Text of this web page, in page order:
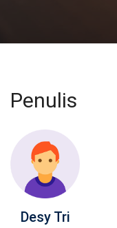
Penulis
Desy Tri